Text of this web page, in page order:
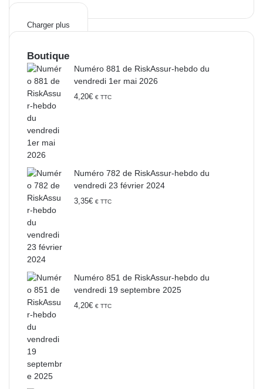
Charger plus
Boutique
Numéro 881 de RiskAssur-hebdo du
vendredi 1er mai 2026
4,20€ € TTC
Numéro 782 de RiskAssur-hebdo du
vendredi 23 février 2024
3,35€ € TTC
Numéro 851 de RiskAssur-hebdo du
vendredi 19 septembre 2025
4,20€ € TTC